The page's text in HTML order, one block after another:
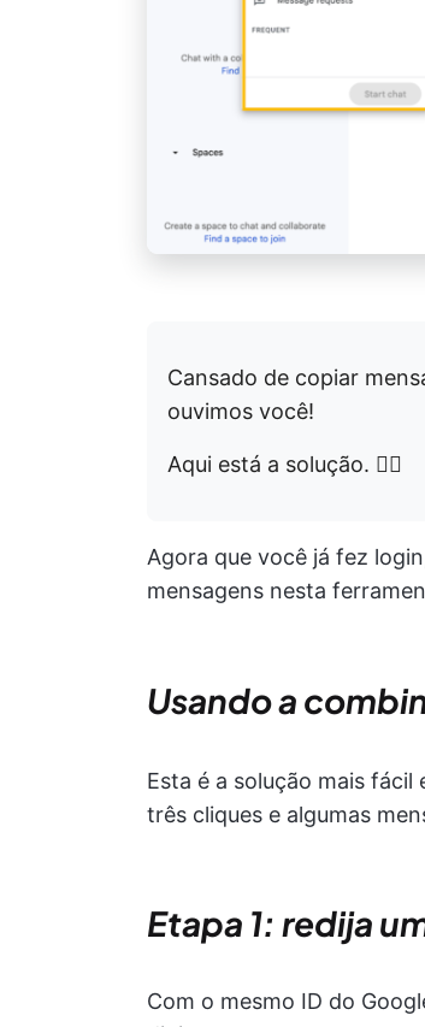
Cansado de copiar
ouvimos você!
Aqui está a solução. 👇🏼
Agora que você já fez
mensagens nesta
Usando a
Esta é a solução mais
três cliques e algumas
Etapa 1: redija
Com o mesmo ID do